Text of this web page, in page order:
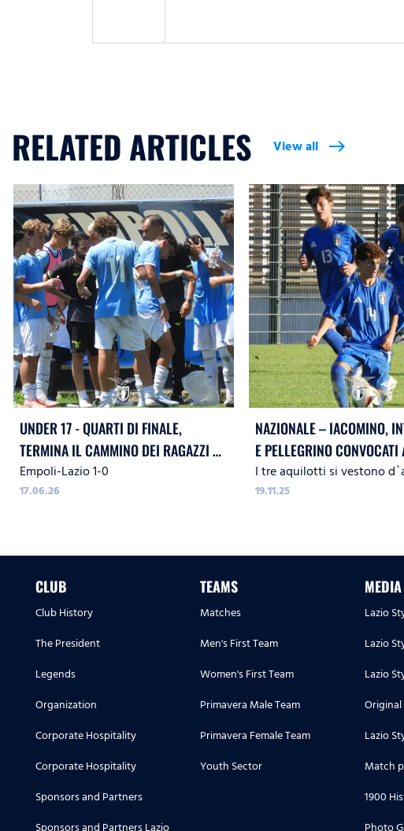
RELATED ARTICLES View all east
UNDER 17 - QUARTI DI FINALE,
TERMINA IL CAMMINO DEI RAGAZZI DI
MISTER LEDESMA
Empoli-Lazio 1-0
17.06.26
NAZIONALE – IACOMINO,
E PELLEGRINO CONVOCATI
DI NATALE
I tre aquilotti si vestono
19.11.25
CLUB
Club History
The President
Legends
Organization
Corporate Hospitality
Corporate Hospitality
Sponsors and Partners
TEAMS
Matches
Men's First Team
Women's First Team
Primavera Male Team
Primavera Female Team
Youth Sector
MEDIA
Lazio
Lazio
Lazio
Original
Lazio
Match
1900